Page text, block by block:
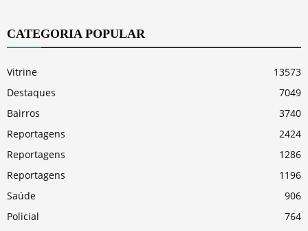
CATEGORIA POPULAR
Vitrine
13573
Destaques
7049
Bairros
3740
Reportagens
2424
Reportagens
1286
Reportagens
1196
Saúde
906
Policial
764